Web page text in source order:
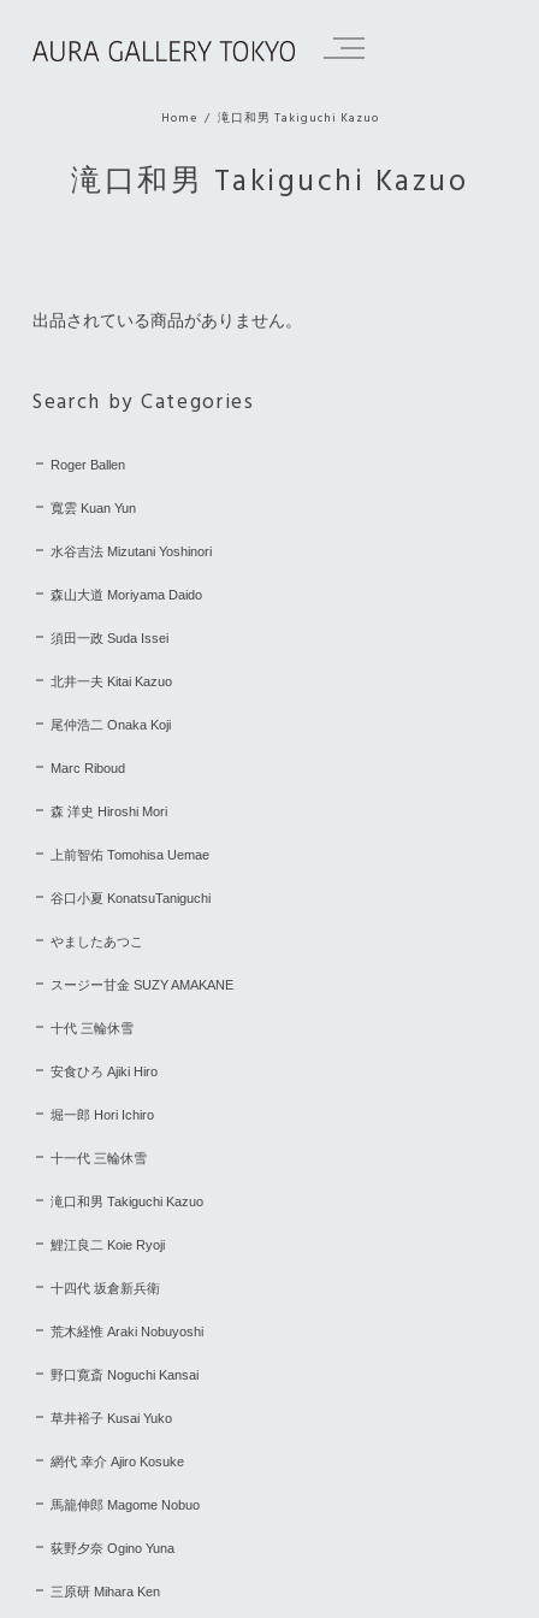
Home 滝口和男 Takiguchi Kazuo
滝口和男 Takiguchi Kazuo
出品されている商品がありません。
Search by Categories
Roger Ballen
寬雲 Kuan Yun
水谷吉法 Mizutani Yoshinori
森山大道 Moriyama Daido
須田一政 Suda Issei
北井一夫 Kitai Kazuo
尾仲浩二 Onaka Koji
Marc Riboud
森 洋史 Hiroshi Mori
上前智佑 Tomohisa Uemae
谷口小夏 KonatsuTaniguchi
やましたあつこ
スージー甘金 SUZY AMAKANE
十代 三輪休雪
安食ひろ Ajiki Hiro
堀一郎 Hori Ichiro
十一代 三輪休雪
滝口和男 Takiguchi Kazuo
鯉江良二 Koie Ryoji
十四代 坂倉新兵衛
荒木経惟 Araki Nobuyoshi
野口寛斎 Noguchi Kansai
草井裕子 Kusai Yuko
網代 幸介 Ajiro Kosuke
馬籠伸郎 Magome Nobuo
荻野夕奈 Ogino Yuna
三原研 Mihara Ken